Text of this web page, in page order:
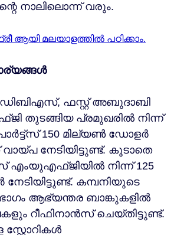
നാലിലൊന്ന് വരും.
ആയി മലയാളത്തിൽ പഠിക്കാം.
ഫസ്റ്റ് അബുദാബി
തുടങ്ങിയ പ്രമുഖരില്‍ നിന്ന്
150 മില്യണ്‍ ഡോളര്‍
നേടിയിട്ടുണ്ട്. കൂടാതെ
എംയുഎഫ്ജിയില്‍ നിന്ന് 125
കമ്പനിയുടെ
ആഭ്യന്തര ബാങ്കുകളില്‍
റീഫിനാന്‍സ് ചെയ്തിട്ടുണ്ട്.